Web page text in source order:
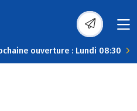
ouverture : Lundi 08:30